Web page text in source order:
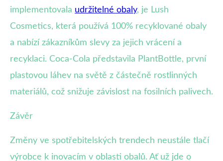
implementovala udržitelné obaly, je Lush
Cosmetics, která používá 100% recyklované obaly
a nabízí zákazníkům slevy za jejich vrácení a
recyklaci. Coca-Cola představila PlantBottle, první
plastovou láhev na světě z částečně rostlinných
materiálů, což snižuje závislost na fosilních palivech.
Závěr
Změny ve spotřebitelských trendech neustále tlačí
výrobce k inovacím v oblasti obalů. Ať už jde o